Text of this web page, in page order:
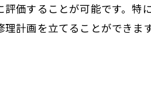
価することが可能です。
計画を立てることができ